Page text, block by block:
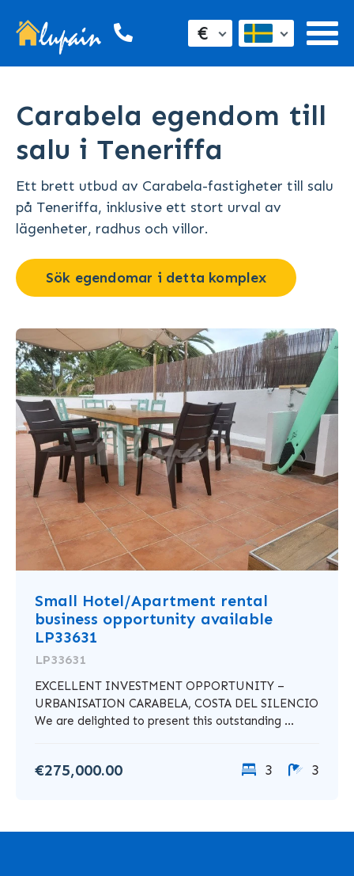
€
Carabela egendom till
salu i Teneriffa
Ett brett utbud av Carabela-fastigheter till salu
på Teneriffa, inklusive ett stort urval av
lägenheter, radhus och villor.
Sök egendomar i detta komplex
Small Hotel/Apartment rental
business opportunity available
LP33631
LP33631
EXCELLENT INVESTMENT OPPORTUNITY –
URBANISATION CARABELA, COSTA DEL SILENCIO
We are delighted to present this outstanding ...
€275,000.00 3 3